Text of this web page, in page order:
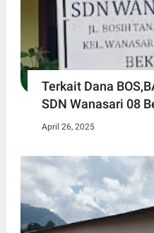
Terkait Dana
SDN Wanasari 08
April 26, 2025